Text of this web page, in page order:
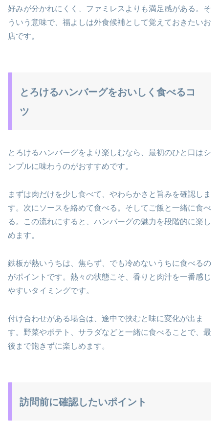
好みが分かれにくく、ファミレスよりも満足感がある。そ
ういう意味で、福よしは外食候補として覚えておきたいお
店です。
とろけるハンバーグをおいしく食べるコ
ツ
とろけるハンバーグをより楽しむなら、最初のひと口はシ
ンプルに味わうのがおすすめです。
まずは肉だけを少し食べて、やわらかさと旨みを確認しま
す。次にソースを絡めて食べる。そしてご飯と一緒に食べ
る。この流れにすると、ハンバーグの魅力を段階的に楽し
めます。
鉄板が熱いうちは、焦らず、でも冷めないうちに食べるの
がポイントです。熱々の状態こそ、香りと肉汁を一番感じ
やすいタイミングです。
付け合わせがある場合は、途中で挟むと味に変化が出ま
す。野菜やポテト、サラダなどと一緒に食べることで、最
後まで飽きずに楽しめます。
訪問前に確認したいポイント